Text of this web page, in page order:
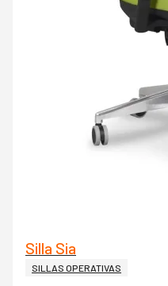
Silla Sia
SILLAS OPERATIVAS